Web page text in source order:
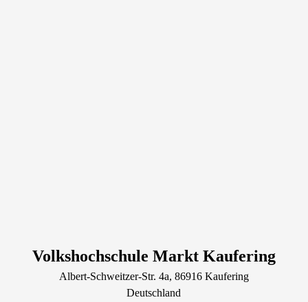
Volkshochschule Markt Kaufering
Albert-Schweitzer-Str. 4a, 86916 Kaufering
Deutschland